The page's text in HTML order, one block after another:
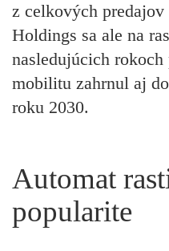
z celkových
Holdings sa ale na
nasledujúcich
mobilitu zahrnul aj
roku 2030.
Automat
popularite